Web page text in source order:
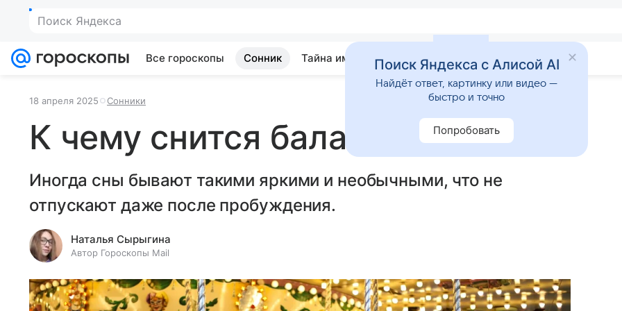
Поиск Яндекса
Все гороскопы Сонник Тайна имени Гадания Приметы
18 апреля 2025 Сонники
К чему снится балаган
Иногда сны бывают такими яркими и необычными, что не
отпускают даже после пробуждения.
Наталья Сырыгина
Автор Гороскопы Mail
Поиск Яндекса с Алисой AI
Найдёт ответ, картинку или видео —
быстро и точно
Попробовать